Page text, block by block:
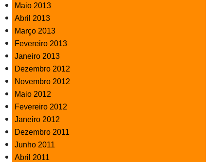
Maio 2013
Abril 2013
Março 2013
Fevereiro 2013
Janeiro 2013
Dezembro 2012
Novembro 2012
Maio 2012
Fevereiro 2012
Janeiro 2012
Dezembro 2011
Junho 2011
Abril 2011